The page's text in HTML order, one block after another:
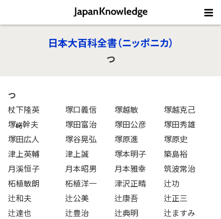
日本大百科全書（ニッポニカ）
つ
つ
杖下隆英
塚口義信 塚越敏
塚越克己
塚 幹夫 塚田富治 塚田公彦
塚田秀雄
塚田広人
塚谷晃弘 塚原進
塚原史
津上英輔
津上誠 塚本明子
築島裕
月溪恒子
月本昭男 月本雅幸
筑波常治
柘植敏朗
柘植洋一 津沢正晴
辻功
辻和夫
辻公美 辻康吾
辻正三
辻達也
辻豊治 辻典明
辻ますみ